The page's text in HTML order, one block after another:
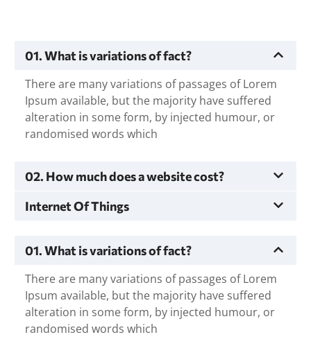
01. What is variations of fact?
There are many variations of passages of Lorem
Ipsum available, but the majority have suffered
alteration in some form, by injected humour, or
randomised words which
02. How much does a website cost?
Internet Of Things
01. What is variations of fact?
There are many variations of passages of Lorem
Ipsum available, but the majority have suffered
alteration in some form, by injected humour, or
randomised words which